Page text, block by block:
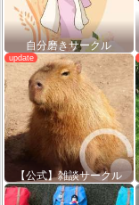
自分磨きサークル
【公式】雑談サークル